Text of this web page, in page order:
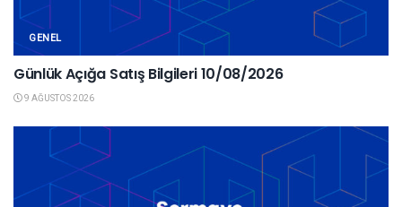
GENEL
Günlük Açığa Satış Bilgileri 10/08/2026
9 AĞUSTOS 2026